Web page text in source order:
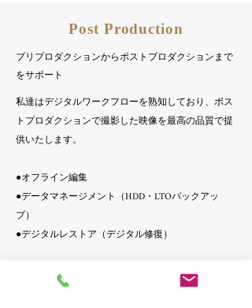
Post Production
プリプロダクションからポストプロダクションまで
をサポート
私達はデジタルワークフローを熟知しており、ポス
トプロダクションで撮影した映像を最高の品質で提
供いたします。
●オフライン編集
●データマネージメント（HDD・LTOバックアッ
プ）
​●デジタルレストア（デジタル修復）